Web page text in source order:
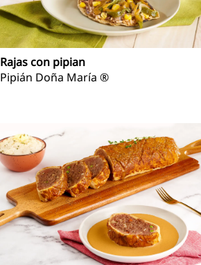
Rajas con pipian
Pipián Doña María ®